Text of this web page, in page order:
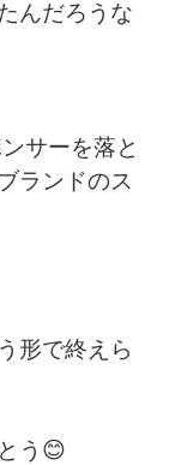
んだろうな
サーを落と
ランドのス
形で終えら
う😊